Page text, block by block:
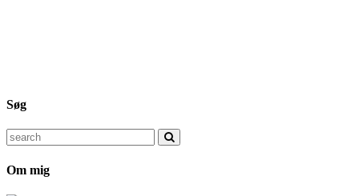
Søg
Search
for:
Om mig